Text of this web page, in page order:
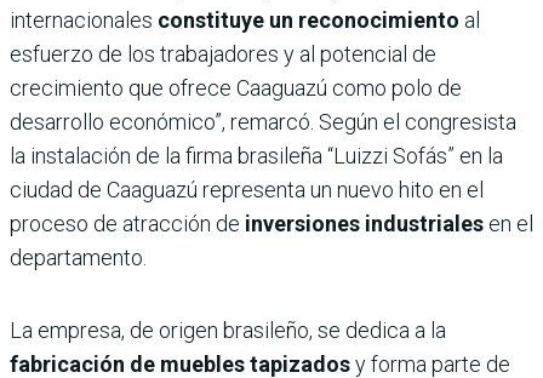
internacionales constituye un reconocimiento al
esfuerzo de los trabajadores y al potencial de
crecimiento que ofrece Caaguazú como polo de
desarrollo económico”, remarcó. Según el congresista
la instalación de la firma brasileña “Luizzi Sofás” en la
ciudad de Caaguazú representa un nuevo hito en el
proceso de atracción de inversiones industriales en el
departamento.
La empresa, de origen brasileño, se dedica a la
fabricación de muebles tapizadosy forma parte de